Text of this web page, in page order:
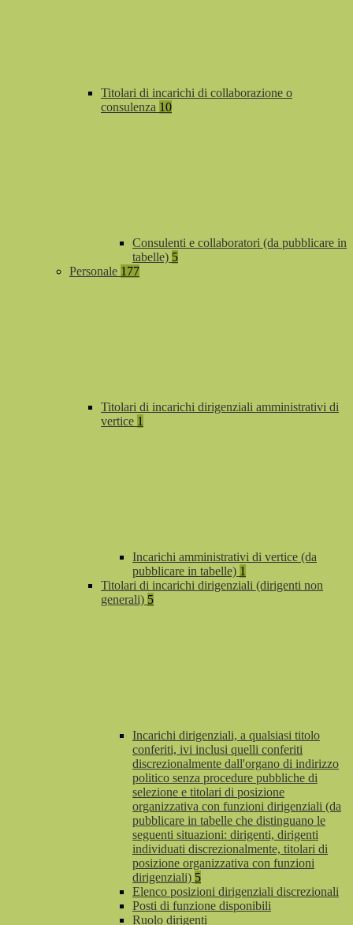
Titolari di incarichi di collaborazione o
consulenza 10
Consulenti e collaboratori (da pubblicare in
tabelle) 5
Personale 177
Titolari di incarichi dirigenziali amministrativi di
vertice 1
Incarichi amministrativi di vertice (da
pubblicare in tabelle) 1
Titolari di incarichi dirigenziali (dirigenti non
generali) 5
Incarichi dirigenziali, a qualsiasi titolo
conferiti, ivi inclusi quelli conferiti
discrezionalmente dall'organo di indirizzo
politico senza procedure pubbliche di
selezione e titolari di posizione
organizzativa con funzioni dirigenziali (da
pubblicare in tabelle che distinguano le
seguenti situazioni: dirigenti, dirigenti
individuati discrezionalmente, titolari di
posizione organizzativa con funzioni
dirigenziali) 5
Elenco posizioni dirigenziali discrezionali
Posti di funzione disponibili
Ruolo dirigenti